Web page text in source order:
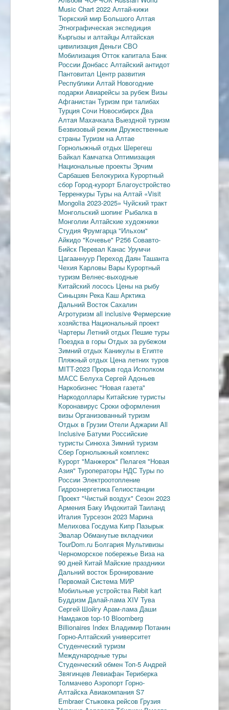
Music Chart 2022 Алтай-кижи
Тюркский мир Большого Алтая
Этнографическая экспедиция
Кыргызы и алтайцы Алтайская
цивилизация Деньги СВО
Мобилизация Отток капитала Банк
России Донбасс Алтайский антидот
Пантовитал Центр развития
Республики Алтай Новогодние
подарки Авиарейсы за рубеж Визы
Афганистан Туризм при талибах
Турция Сочи Новосибирск Два
Алтая Махачкала Выездной туризм
Безвизовый режим Дружественные
страны Туризм на Алтае
Горнолыжный отдых Шерегеш
Байкал Камчатка Оптимизация
Национальные проекты Эрчим
Сарбашев Белокуриха Курортный
сбор Город-курорт Благоустройство
Терренкуры Туры на Алтай «Visit
Mongolia 2023-2025» Чуйский тракт
Монгольский шопинг Рыбалка в
Монголии Алтайские художники
Студия Фрумгарца "Ильхом"
Айкидо "Кочевье" Р256 Совавто-
Бийск Перевал Канас Урумчи
Цагааннуур Переход Даян Ташанта
Чехия Карловы Вары Курортный
туризм Велнес-выходные
Китайский лосось Цены на рыбу
Синьцзян Река Каш Арктика
Дальний Восток Сахалин
Агротуризм all inclusive Фермерские
хозяйства Национальный проект
Чартеры Летний отдых Пешие туры
Поездка в горы Отдых за рубежом
Зимний отдых Каникулы в Египте
Пляжный отдых Цена летних туров
MITT-2023 Прорыв года Исполком
МАСС Белуха Сергей Адоньев
Наркобизнес "Новая газета"
Наркодоллары Китайские туристы
Коронавирус Сроки оформления
визы Организованный туризм
Отдых в Грузии Отели Аджарии All
Inclusive Батуми Российские
туристы Синюха Зимний туризм
Сбер Горнолыжный комплекс
Курорт "Манжерок" Пелагея "Новая
Азия" Туроператоры НДС Туры по
России Электроотопление
Гидроэнергетика Гелиостанции
Проект "Чистый воздух" Сезон 2023
Армения Баку Индокитай Таиланд
Италия Турсезон 2023 Марина
Мелихова Госдума Кипр Пазырык
Эвалар Обманутые вкладчики
TourDom.ru Болгария Мультивизы
Черноморское побережье Виза на
90 дней Китай Майские праздники
Дальний восток Бронирование
Первомай Система МИР
Мобильные устройства Rebit kart
Буддизм Далай-лама XIV Тува
Сергей Шойгу Арам-лама Даши
Намдаков top-10 Bloomberg
Billionaires Index Владимир Потанин
Горно-Алтайский университет
Студенческий туризм
Международные туры
Студенческий обмен Топ-5 Андрей
Звягинцев Левиафан Териберка
Толмачево Аэропорт Горно-
Алтайска Авиакомпания S7
EmbraerСтыковка рейсов Грузия